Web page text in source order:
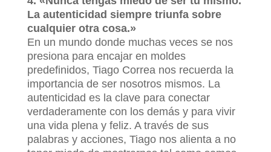
La autenticidad siempre triunfa sobre
cualquier otra cosa.»
En un mundo donde muchas veces se nos
presiona para encajar en moldes
predefinidos, Tiago Correa nos recuerda la
importancia de ser nosotros mismos. La
autenticidad es la clave para conectar
verdaderamente con los demás y para vivir
una vida plena y feliz. A través de sus
palabras y acciones, Tiago nos alienta a no